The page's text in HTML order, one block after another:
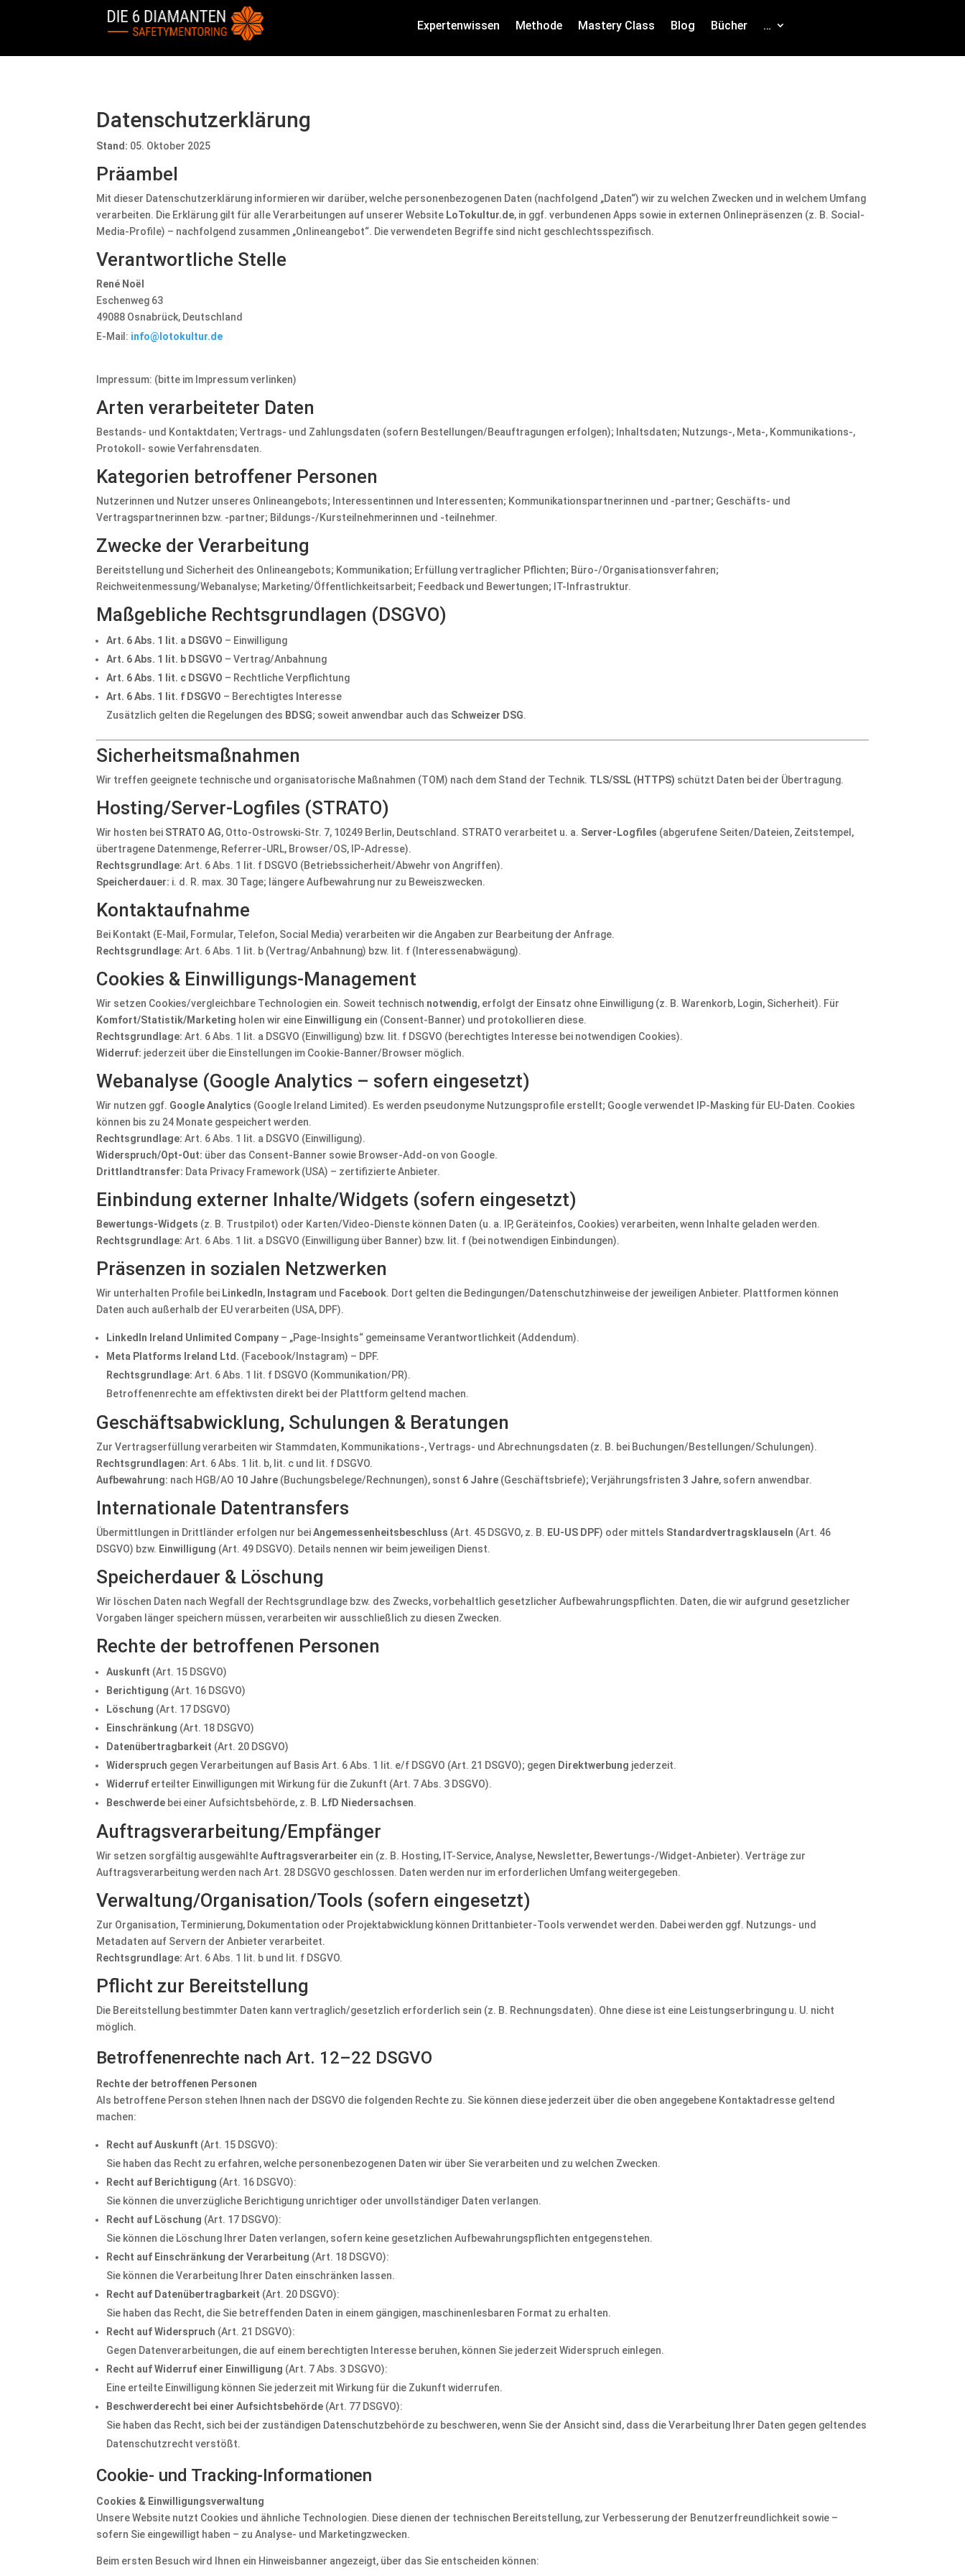
Expertenwissen Methode Mastery Class Blog Bücher …
Datenschutzerklärung
Stand: 05. Oktober 2025
Präambel
Mit dieser Datenschutzerklärung informieren wir darüber, welche personenbezogenen Daten (nachfolgend „Daten“) wir zu welchen Zwecken und in welchem Umfang
verarbeiten. Die Erklärung gilt für alle Verarbeitungen auf unserer Website LoTokultur.de, in ggf. verbundenen Apps sowie in externen Onlinepräsenzen (z. B. Social-
Media-Profile) – nachfolgend zusammen „Onlineangebot“. Die verwendeten Begriffe sind nicht geschlechtsspezifisch.
Verantwortliche Stelle
René Noël
Eschenweg 63
49088 Osnabrück, Deutschland
E-Mail: info@lotokultur.de
Impressum: (bitte im Impressum verlinken)
Arten verarbeiteter Daten
Bestands- und Kontaktdaten; Vertrags- und Zahlungsdaten (sofern Bestellungen/Beauftragungen erfolgen); Inhaltsdaten; Nutzungs-, Meta-, Kommunikations-,
Protokoll- sowie Verfahrensdaten.
Kategorien betroffener Personen
Nutzerinnen und Nutzer unseres Onlineangebots; Interessentinnen und Interessenten; Kommunikationspartnerinnen und -partner; Geschäfts- und
Vertragspartnerinnen bzw. -partner; Bildungs-/Kursteilnehmerinnen und -teilnehmer.
Zwecke der Verarbeitung
Bereitstellung und Sicherheit des Onlineangebots; Kommunikation; Erfüllung vertraglicher Pflichten; Büro-/Organisationsverfahren;
Reichweitenmessung/Webanalyse; Marketing/Öffentlichkeitsarbeit; Feedback und Bewertungen; IT-Infrastruktur.
Maßgebliche Rechtsgrundlagen (DSGVO)
Art. 6 Abs. 1 lit. a DSGVO – Einwilligung
Art. 6 Abs. 1 lit. b DSGVO – Vertrag/Anbahnung
Art. 6 Abs. 1 lit. c DSGVO – Rechtliche Verpflichtung
Art. 6 Abs. 1 lit. f DSGVO – Berechtigtes Interesse
Zusätzlich gelten die Regelungen des BDSG; soweit anwendbar auch das Schweizer DSG.
Sicherheitsmaßnahmen
Wir treffen geeignete technische und organisatorische Maßnahmen (TOM) nach dem Stand der Technik. TLS/SSL (HTTPS) schützt Daten bei der Übertragung.
Hosting/Server-Logfiles (STRATO)
Wir hosten bei STRATO AG, Otto-Ostrowski-Str. 7, 10249 Berlin, Deutschland. STRATO verarbeitet u. a. Server-Logfiles (abgerufene Seiten/Dateien, Zeitstempel,
übertragene Datenmenge, Referrer-URL, Browser/OS, IP-Adresse).
Rechtsgrundlage: Art. 6 Abs. 1 lit. f DSGVO (Betriebssicherheit/Abwehr von Angriffen).
Speicherdauer: i. d. R. max. 30 Tage; längere Aufbewahrung nur zu Beweiszwecken.
Kontaktaufnahme
Bei Kontakt (E-Mail, Formular, Telefon, Social Media) verarbeiten wir die Angaben zur Bearbeitung der Anfrage.
Rechtsgrundlage: Art. 6 Abs. 1 lit. b (Vertrag/Anbahnung) bzw. lit. f (Interessenabwägung).
Cookies & Einwilligungs-Management
Wir setzen Cookies/vergleichbare Technologien ein. Soweit technisch notwendig, erfolgt der Einsatz ohne Einwilligung (z. B. Warenkorb, Login, Sicherheit). Für
Komfort/Statistik/Marketing holen wir eine Einwilligung ein (Consent-Banner) und protokollieren diese.
Rechtsgrundlage: Art. 6 Abs. 1 lit. a DSGVO (Einwilligung) bzw. lit. f DSGVO (berechtigtes Interesse bei notwendigen Cookies).
Widerruf: jederzeit über die Einstellungen im Cookie-Banner/Browser möglich.
Webanalyse (Google Analytics – sofern eingesetzt)
Wir nutzen ggf. Google Analytics (Google Ireland Limited). Es werden pseudonyme Nutzungsprofile erstellt; Google verwendet IP-Masking für EU-Daten. Cookies
können bis zu 24 Monate gespeichert werden.
Rechtsgrundlage: Art. 6 Abs. 1 lit. a DSGVO (Einwilligung).
Widerspruch/Opt-Out: über das Consent-Banner sowie Browser-Add-on von Google.
Drittlandtransfer: Data Privacy Framework (USA) – zertifizierte Anbieter.
Einbindung externer Inhalte/Widgets (sofern eingesetzt)
Bewertungs-Widgets (z. B. Trustpilot) oder Karten/Video-Dienste können Daten (u. a. IP, Geräteinfos, Cookies) verarbeiten, wenn Inhalte geladen werden.
Rechtsgrundlage: Art. 6 Abs. 1 lit. a DSGVO (Einwilligung über Banner) bzw. lit. f (bei notwendigen Einbindungen).
Präsenzen in sozialen Netzwerken
Wir unterhalten Profile bei LinkedIn, Instagram und Facebook. Dort gelten die Bedingungen/Datenschutzhinweise der jeweiligen Anbieter. Plattformen können
Daten auch außerhalb der EU verarbeiten (USA, DPF).
LinkedIn Ireland Unlimited Company – „Page-Insights“ gemeinsame Verantwortlichkeit (Addendum).
Meta Platforms Ireland Ltd. (Facebook/Instagram) – DPF.
Rechtsgrundlage: Art. 6 Abs. 1 lit. f DSGVO (Kommunikation/PR).
Betroffenenrechte am effektivsten direkt bei der Plattform geltend machen.
Geschäftsabwicklung, Schulungen & Beratungen
Zur Vertragserfüllung verarbeiten wir Stammdaten, Kommunikations-, Vertrags- und Abrechnungsdaten (z. B. bei Buchungen/Bestellungen/Schulungen).
Rechtsgrundlagen: Art. 6 Abs. 1 lit. b, lit. c und lit. f DSGVO.
Aufbewahrung: nach HGB/AO 10 Jahre (Buchungsbelege/Rechnungen), sonst 6 Jahre (Geschäftsbriefe); Verjährungsfristen3 Jahre, sofern anwendbar.
Internationale Datentransfers
Übermittlungen in Drittländer erfolgen nur beiAngemessenheitsbeschluss (Art. 45 DSGVO, z. B. EU-US DPF) oder mittels Standardvertragsklauseln (Art. 46
DSGVO) bzw. Einwilligung (Art. 49 DSGVO). Details nennen wir beim jeweiligen Dienst.
Speicherdauer & Löschung
Wir löschen Daten nach Wegfall der Rechtsgrundlage bzw. des Zwecks, vorbehaltlich gesetzlicher Aufbewahrungspflichten. Daten, die wir aufgrund gesetzlicher
Vorgaben länger speichern müssen, verarbeiten wir ausschließlich zu diesen Zwecken.
Rechte der betroffenen Personen
Auskunft (Art. 15 DSGVO)
Berichtigung (Art. 16 DSGVO)
Löschung (Art. 17 DSGVO)
Einschränkung (Art. 18 DSGVO)
Datenübertragbarkeit (Art. 20 DSGVO)
Widerspruch gegen Verarbeitungen auf Basis Art. 6 Abs. 1 lit. e/f DSGVO (Art. 21 DSGVO); gegen Direktwerbung jederzeit.
Widerruf erteilter Einwilligungen mit Wirkung für die Zukunft (Art. 7 Abs. 3 DSGVO).
Beschwerde bei einer Aufsichtsbehörde, z. B. LfD Niedersachsen.
Auftragsverarbeitung/Empfänger
Wir setzen sorgfältig ausgewählteAuftragsverarbeiter ein (z. B. Hosting, IT-Service, Analyse, Newsletter, Bewertungs-/Widget-Anbieter). Verträge zur
Auftragsverarbeitung werden nach Art. 28 DSGVO geschlossen. Daten werden nur im erforderlichen Umfang weitergegeben.
Verwaltung/Organisation/Tools (sofern eingesetzt)
Zur Organisation, Terminierung, Dokumentation oder Projektabwicklung können Drittanbieter-Tools verwendet werden. Dabei werden ggf. Nutzungs- und
Metadaten auf Servern der Anbieter verarbeitet.
Rechtsgrundlage: Art. 6 Abs. 1 lit. b und lit. f DSGVO.
Pflicht zur Bereitstellung
Die Bereitstellung bestimmter Daten kann vertraglich/gesetzlich erforderlich sein (z. B. Rechnungsdaten). Ohne diese ist eine Leistungserbringung u. U. nicht
möglich.
Betroffenenrechte nach Art. 12–22 DSGVO
Rechte der betroffenen Personen
Als betroffene Person stehen Ihnen nach der DSGVO die folgenden Rechte zu. Sie können diese jederzeit über die oben angegebene Kontaktadresse geltend
machen:
Recht auf Auskunft (Art. 15 DSGVO):
Sie haben das Recht zu erfahren, welche personenbezogenen Daten wir über Sie verarbeiten und zu welchen Zwecken.
Recht auf Berichtigung (Art. 16 DSGVO):
Sie können die unverzügliche Berichtigung unrichtiger oder unvollständiger Daten verlangen.
Recht auf Löschung (Art. 17 DSGVO):
Sie können die Löschung Ihrer Daten verlangen, sofern keine gesetzlichen Aufbewahrungspflichten entgegenstehen.
Recht auf Einschränkung der Verarbeitung (Art. 18 DSGVO):
Sie können die Verarbeitung Ihrer Daten einschränken lassen.
Recht auf Datenübertragbarkeit (Art. 20 DSGVO):
Sie haben das Recht, die Sie betreffenden Daten in einem gängigen, maschinenlesbaren Format zu erhalten.
Recht auf Widerspruch (Art. 21 DSGVO):
Gegen Datenverarbeitungen, die auf einem berechtigten Interesse beruhen, können Sie jederzeit Widerspruch einlegen.
Recht auf Widerruf einer Einwilligung (Art. 7 Abs. 3 DSGVO):
Eine erteilte Einwilligung können Sie jederzeit mit Wirkung für die Zukunft widerrufen.
Beschwerderecht bei einer Aufsichtsbehörde (Art. 77 DSGVO):
Sie haben das Recht, sich bei der zuständigen Datenschutzbehörde zu beschweren, wenn Sie der Ansicht sind, dass die Verarbeitung Ihrer Daten gegen geltendes
Datenschutzrecht verstößt.
Cookie- und Tracking-Informationen
Cookies & Einwilligungsverwaltung
Unsere Website nutzt Cookies und ähnliche Technologien. Diese dienen der technischen Bereitstellung, zur Verbesserung der Benutzerfreundlichkeit sowie –
sofern Sie eingewilligt haben – zu Analyse- und Marketingzwecken.
Beim ersten Besuch wird Ihnen ein Hinweisbanner angezeigt, über das Sie entscheiden können: